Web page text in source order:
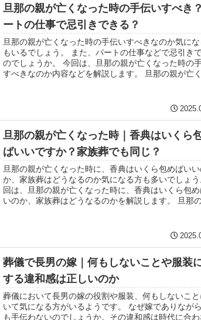
旦那の親が亡くなった時の手伝いすべき
ートの仕事で忌引きできる？
旦那の親が亡くなった時の手伝いすべきなのか気に
もいるでしょう。 また、パートの仕事などで忌引き
のでしょうか。 今回は、旦那の親が亡くなった時の
すべきなのか内容などを解説します。 旦那の親が亡
旦那の親が亡くなった時｜香典はいくら
ばいいですか？家族葬でも同じ？
旦那の親が亡くなった時に、香典はいくら包めばい
か、家族葬はどうなるのか気になる方も多いでしょ
回は、旦那の親が亡くなった時に、香典はいくら包
いのか、家族葬はどうなるのかを解説します。 旦那の
葬儀で長男の嫁｜何もしないことや服装
する違和感は正しいのか
葬儀において長男の嫁の役割や服装、何もしないこと
いて気になる方がいるようです。 なぜ嫁でありなが
も手伝わないのでしょうか。その違和感は時代に合